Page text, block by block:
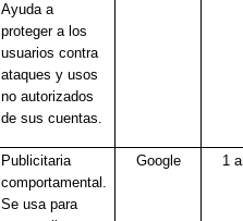
Ayuda a
proteger a los
usuarios contra
ataques y usos
no autorizados
de sus cuentas.
Publicitaria
comportamental.
Se usa para
Google 1